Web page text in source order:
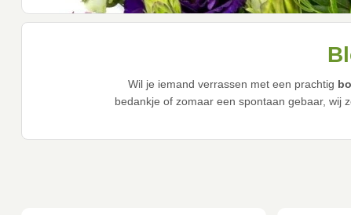
Wil je iemand verrassen met een prachtig
bedankje of zomaar een spontaan gebaar, wij